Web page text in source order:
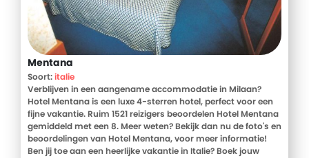
Mentana
Soort:italie
Verblijven in een aangename accommodatie in Milaan?
Hotel Mentana is een luxe 4-sterren hotel, perfect voor een
fijne vakantie. Ruim 1521 reizigers beoordelen Hotel Mentana
gemiddeld met een 8. Meer weten? Bekijk dan nu de foto's en
beoordelingen van Hotel Mentana, voor meer informatie!
Ben jij toe aan een heerlijke vakantie in Italie? Boek jouw